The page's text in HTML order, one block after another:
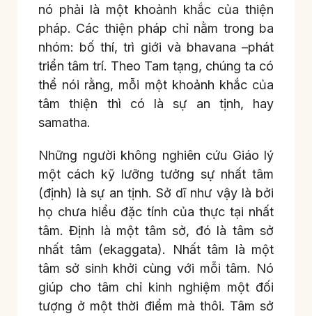
nó phải là một khoảnh khắc của thiện
pháp. Các thiện pháp chỉ nằm trong ba
nhóm: bố thí, trì giới và bhavana –phát
triển tâm trí. Theo Tam tạng, chúng ta có
thể nói rằng, mỗi một khoảnh khắc của
tâm thiện thì có là sự an tịnh, hay
samatha.
Những người không nghiên cứu Giáo lý
một cách kỹ lưỡng tưởng sự nhất tâm
(định) là sự an tịnh. Sở dĩ như vậy là bởi
họ chưa hiểu đặc tính của thực tại nhất
tâm. Định là một tâm sở, đó là tâm sở
nhất tâm (ekaggata). Nhất tâm là một
tâm sở sinh khởi cùng với mỗi tâm. Nó
giúp cho tâm chỉ kinh nghiệm một đối
tượng ở một thời điểm mà thôi. Tâm sở